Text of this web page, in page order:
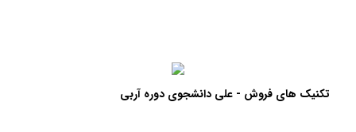
تکنیک های فروش - علی دانشجوی دوره آربی